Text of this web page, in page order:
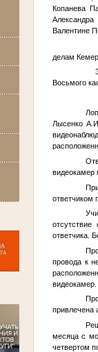
Копанева
Валентине
делам
Восьмого
Лысенко
видеокамер
ответчиком
ответчика.
провода к
видеокамер.
привлечена
месяца с
четвертом